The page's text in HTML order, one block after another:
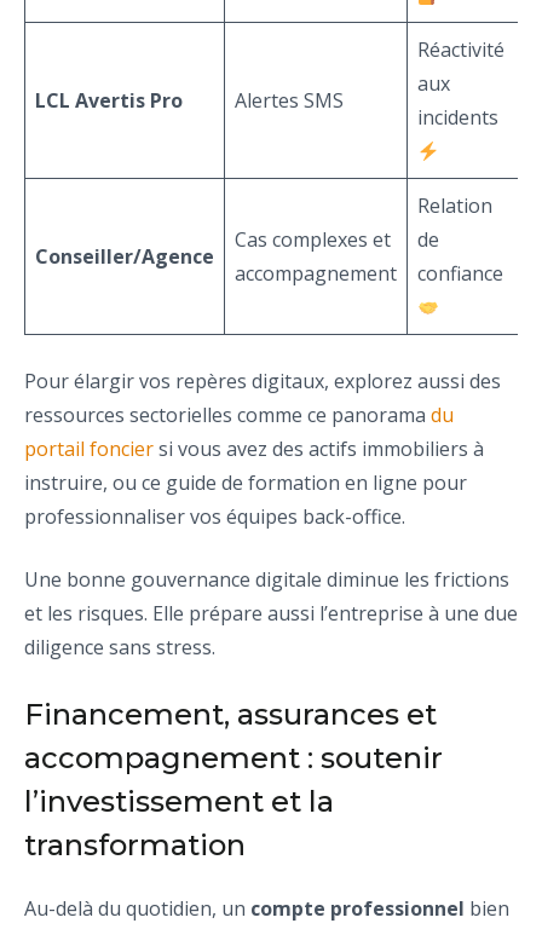
LCL Avertis Pro Alertes SMS
Réactivité
aux
incidents
Conseiller/Agence
Cas complexes et
accompagnement
Relation
de
confiance
Pour élargir vos repères digitaux, explorez aussi des
ressources sectorielles comme ce panorama du
portail fonciersi vous avez des actifs immobiliers à
instruire, ou ce guide de formation en ligne pour
professionnaliser vos équipes back-office.
Une bonne gouvernance digitale diminue les frictions
et les risques. Elle prépare aussi l’entreprise à une due
diligence sans stress.
Financement, assurances et
accompagnement : soutenir
l’investissement et la
transformation
Au-delà du quotidien, un compte professionnel bien